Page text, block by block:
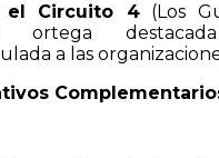
el Circuito 4(Los
ortega
a las